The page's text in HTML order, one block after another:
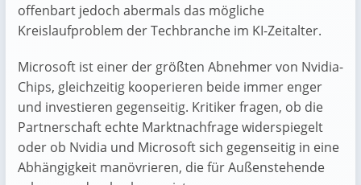
offenbart jedoch abermals das mögliche
Kreislaufproblem der Techbranche im KI-Zeitalter.
Microsoft ist einer der größten Abnehmer von Nvidia-
Chips, gleichzeitig kooperieren beide immer enger
und investieren gegenseitig. Kritiker fragen, ob die
Partnerschaft echte Marktnachfrage widerspiegelt
oder ob Nvidia und Microsoft sich gegenseitig in eine
Abhängigkeit manövrieren, die für Außenstehende